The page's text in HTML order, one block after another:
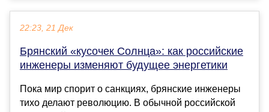
22:23, 21 Дек
Брянский «кусочек Солнца»: как российские
инженеры изменяют будущее энергетики
Пока мир спорит о санкциях, брянские инженеры
тихо делают революцию. В обычной российской